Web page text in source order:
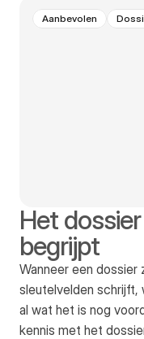
Aanbevolen
Het
begrijpt
Wanneer een dossier
sleutelvelden schrijft,
al wat het is nog
kennis met het